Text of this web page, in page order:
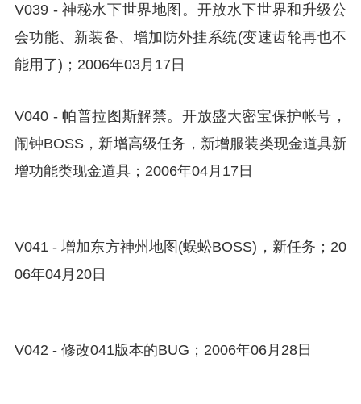
V039 - 神秘水下世界地图。开放水下世界和升级公
会功能、新装备、增加防外挂系统(变速齿轮再也不
能用了)；2006年03月17日
V040 - 帕普拉图斯解禁。开放盛大密宝保护帐号，
闹钟BOSS，新增高级任务，新增服装类现金道具新
增功能类现金道具；2006年04月17日
V041 - 增加东方神州地图(蜈蚣BOSS)，新任务；20
06年04月20日
V042 - 修改041版本的BUG；2006年06月28日